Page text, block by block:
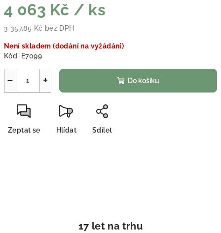
4 063 Kč / ks
3 357,85 Kč bez DPH
Není skladem (dodání na vyžádání)
Kód: E7099
+
− Do košíku
Zeptat se Hlídat Sdílet
17 let na trhu